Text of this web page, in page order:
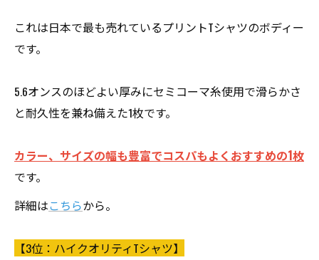
これは日本で最も売れているプリントTシャツのボディー
です。
5.6オンスのほどよい厚みにセミコーマ糸使用で滑らかさ
と耐久性を兼ね備えた1枚です。
カラー、サイズの幅も豊富でコスパもよくおすすめの1枚
です。
詳細はこちらから。
【3位：ハイクオリティTシャツ】